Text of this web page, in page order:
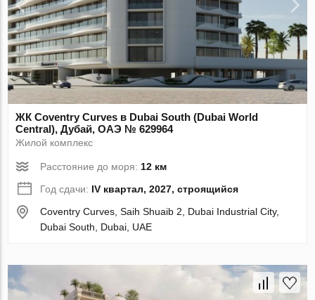
ЖК Coventry Curves в Dubai South (Dubai World
Central), Дубай, ОАЭ № 629964
Жилой комплекс
Расстояние до моря: 12 км
Год сдачи: IV квартал, 2027, строящийся
Coventry Curves, Saih Shuaib 2, Dubai Industrial City,
Dubai South, Dubai, UAE